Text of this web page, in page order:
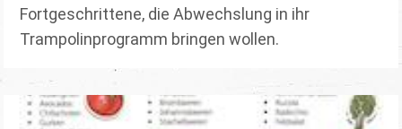
Fortgeschrittene, die Abwechslung in ihr
Trampolinprogramm bringen wollen.